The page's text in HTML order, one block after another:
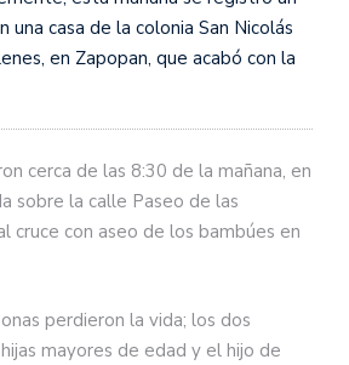
una casa de la colonia San Nicolás
en Zapopan, que acabó con la
cerca de las 8:30 de la mañana, en
sobre la calle Paseo de las
cruce con aseo de los bambúes en
perdieron la vida; los dos
mayores de edad y el hijo de